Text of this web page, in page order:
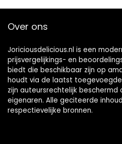
Over ons
Joriciousdelicious.nl is een
prijsvergelijkings- en
biedt die beschikbaar zijn op
houdt via de laatst
zijn auteursrechtelijk beschermd
eigenaren. Alle geciteerde
respectievelijke bronnen.